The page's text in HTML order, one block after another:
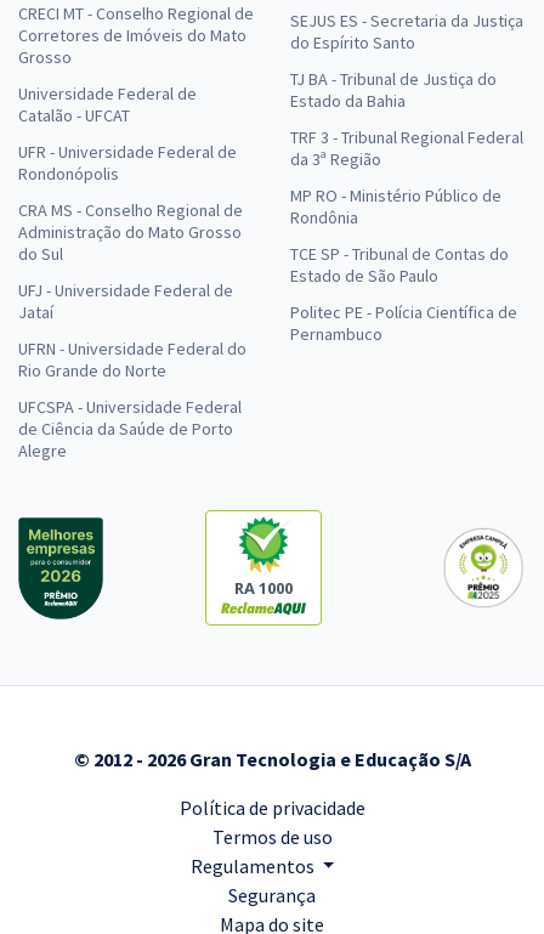
CRECI MT - Conselho Regional de
Corretores de Imóveis do Mato
Grosso
Universidade Federal de
Catalão - UFCAT
UFR - Universidade Federal de
Rondonópolis
CRA MS - Conselho Regional de
Administração do Mato Grosso
do Sul
UFJ - Universidade Federal de
Jataí
UFRN - Universidade Federal do
Rio Grande do Norte
UFCSPA - Universidade Federal
de Ciência da Saúde de Porto
Alegre
SEJUS ES - Secretaria da Justiça
do Espírito Santo
TJ BA - Tribunal de Justiça do
Estado da Bahia
TRF 3 - Tribunal Regional Federal
da 3ª Região
MP RO - Ministério Público de
Rondônia
TCE SP - Tribunal de Contas do
Estado de São Paulo
Politec PE - Polícia Científica de
Pernambuco
RA 1000
© 2012 - 2026 Gran Tecnologia e Educação S/A
Política de privacidade
Termos de uso
Regulamentos
Segurança
Mapa do site